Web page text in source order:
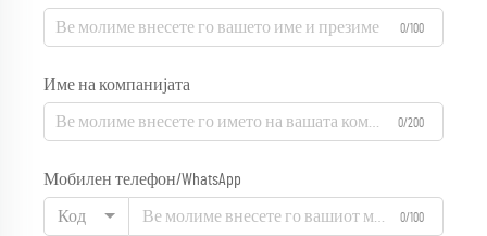
0/100
Име на компанијата
0/200
Мобилен телефон/WhatsApp
Код 0/100